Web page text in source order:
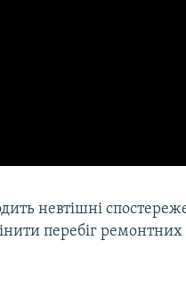
невтішні
перебіг ремонтних